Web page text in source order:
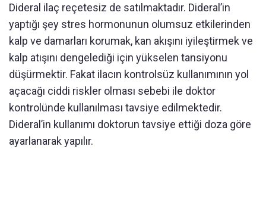
Dideral ilaç reçetesiz de satılmaktadır. Dideral’in
yaptığı şey stres hormonunun olumsuz etkilerinden
kalp ve damarları korumak, kan akışını iyileştirmek ve
kalp atışını dengelediği için yükselen tansiyonu
düşürmektir. Fakat ilacın kontrolsüz kullanımının yol
açacağı ciddi riskler olması sebebi ile doktor
kontrolünde kullanılması tavsiye edilmektedir.
Dideral’in kullanımı doktorun tavsiye ettiği doza göre
ayarlanarak yapılır.